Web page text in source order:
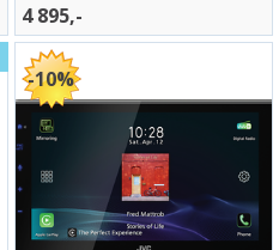
4 895,-
10%